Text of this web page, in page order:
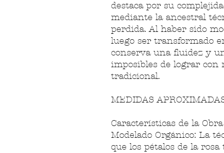
destaca por su
mediante la ancestral
perdida. Al haber sido
luego ser transformado
conserva una fluidez y
imposibles de lograr con
tradicional.
MEDIDAS
Características de la
Modelado Orgánico: La
que los pétalos de la